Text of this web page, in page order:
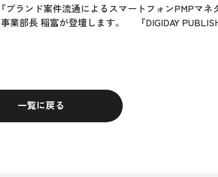
『ブランド案件流通によるスマートフォンPMPマ
業部長 稲富が登壇します。 『DIGIDAY
一覧に戻る